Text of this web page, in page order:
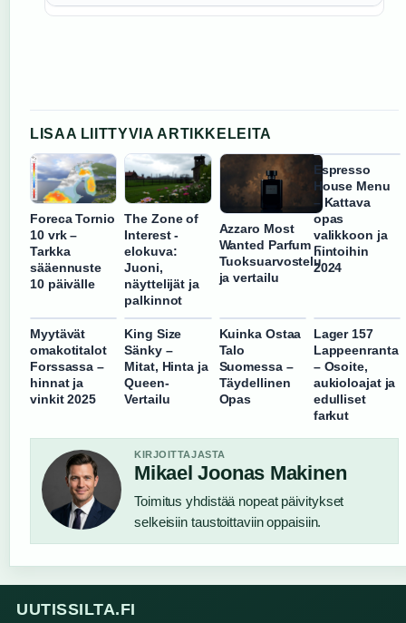
LISAA LIITTYVIA ARTIKKELEITA
Foreca Tornio
10 vrk –
Tarkka
sääennuste
10 päivälle
The Zone of
Interest -
elokuva:
Juoni,
näyttelijät ja
palkinnot
Azzaro Most
Wanted Parfum –
Tuoksuarvostelu
ja vertailu
Espresso
House Menu
– Kattava
opas
valikkoon ja
hintoihin
2024
Myytävät
omakotitalot
Forssassa –
hinnat ja
vinkit 2025
King Size
Sänky –
Mitat, Hinta ja
Queen-
Vertailu
Kuinka Ostaa
Talo
Suomessa –
Täydellinen
Opas
Lager 157
Lappeenranta
– Osoite,
aukioloajat ja
edulliset
farkut
KIRJOITTAJASTA
Mikael Joonas Makinen
Toimitus yhdistää nopeat päivitykset
selkeisiin taustoittaviin oppaisiin.
UUTISSILTA.FI